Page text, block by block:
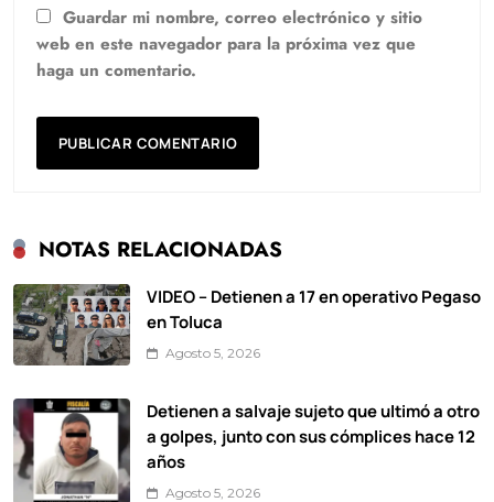
Guardar mi nombre, correo electrónico y sitio
web en este navegador para la próxima vez que
haga un comentario.
NOTAS RELACIONADAS
VIDEO – Detienen a 17 en operativo Pegaso
en Toluca
Agosto 5, 2026
Detienen a salvaje sujeto que ultimó a otro
a golpes, junto con sus cómplices hace 12
años
Agosto 5, 2026